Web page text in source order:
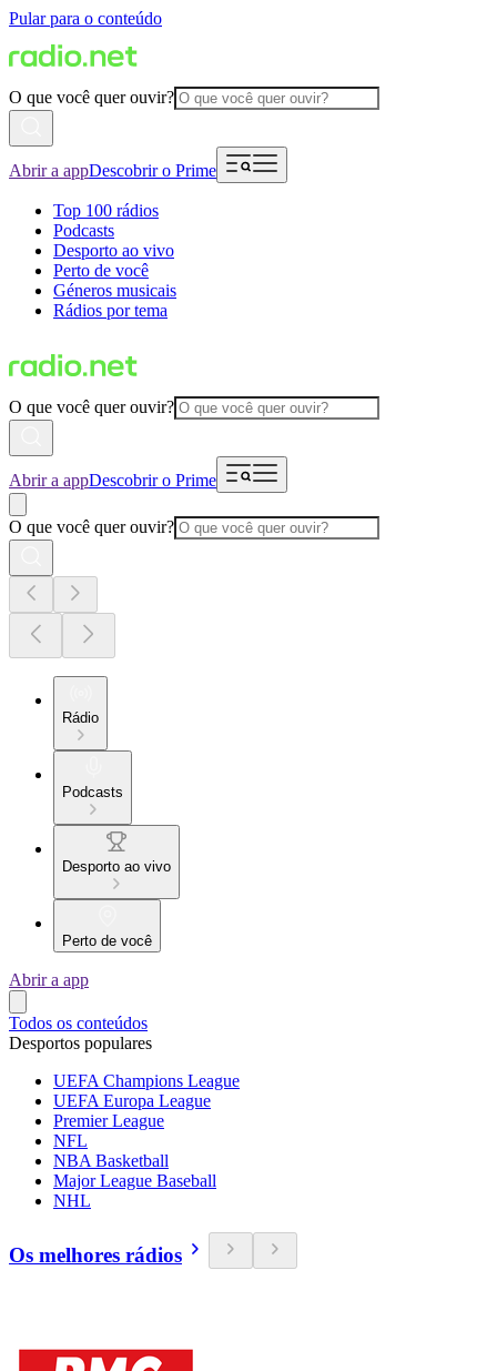
Pular para o conteúdo
O que você quer ouvir?
Abrir a appDescobrir o Prime
Top 100 rádios
Podcasts
Desporto ao vivo
Perto de você
Géneros musicais
Rádios por tema
O que você quer ouvir?
Abrir a appDescobrir o Prime
O que você quer ouvir?
Rádio
Podcasts
Desporto ao vivo
Perto de você
Abrir a app
Todos os conteúdos
Desportos populares
UEFA Champions League
UEFA Europa League
Premier League
NFL
NBA Basketball
Major League Baseball
NHL
Os melhores rádios